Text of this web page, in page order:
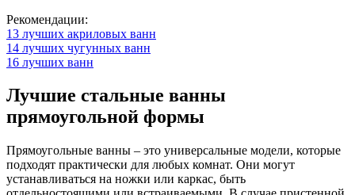
Рекомендации:
13 лучших акриловых ванн
14 лучших чугунных ванн
16 лучших ванн
Лучшие стальные ванны
прямоугольной формы
Прямоугольные ванны – это универсальные модели, которые
подходят практически для любых комнат. Они могут
устанавливаться на ножки или каркас, быть